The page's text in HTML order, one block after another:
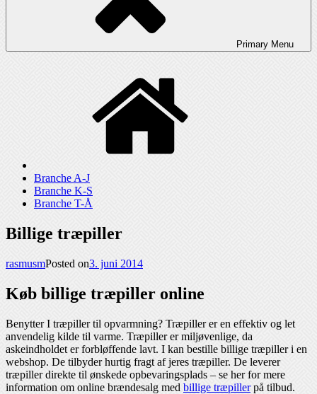
Primary Menu
Branche A-J
Branche K-S
Branche T-Å
Billige træpiller
rasmusmPosted on3. juni 2014
Køb billige træpiller online
Benytter I træpiller til opvarmning? Træpiller er en effektiv og let
anvendelig kilde til varme. Træpiller er miljøvenlige, da
askeindholdet er forbløffende lavt. I kan bestille billige træpiller i en
webshop. De tilbyder hurtig fragt af jeres træpiller. De leverer
træpiller direkte til ønskede opbevaringsplads – se her for mere
information om online brændesalg med billige træpillerpå tilbud.